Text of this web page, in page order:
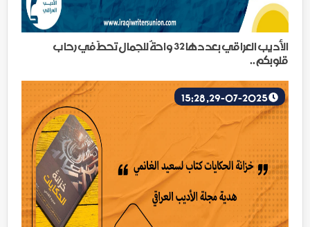
الأديب العراقي بعددها 32 واحةٌ للجمال تحطّ في رحاب
قلوبكم..